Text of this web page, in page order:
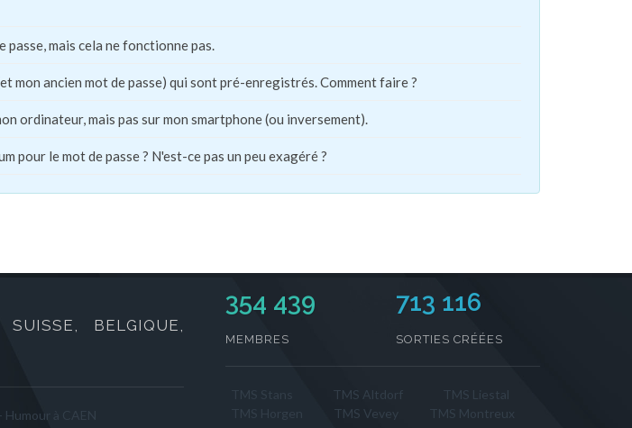
passe, mais cela ne fonctionne pas.
mon ancien mot de passe) qui sont pré-enregistrés. Comment faire ?
ordinateur, mais pas sur mon smartphone (ou inversement).
pour le mot de passe ? N'est-ce pas un peu exagéré ?
BELGIQUE,
à CAEN
354 439
MEMBRES
713 116
SORTIES CRÉÉES
TMS Altdorf
TMS Liestal
TMS Vevey
TMS Montreux